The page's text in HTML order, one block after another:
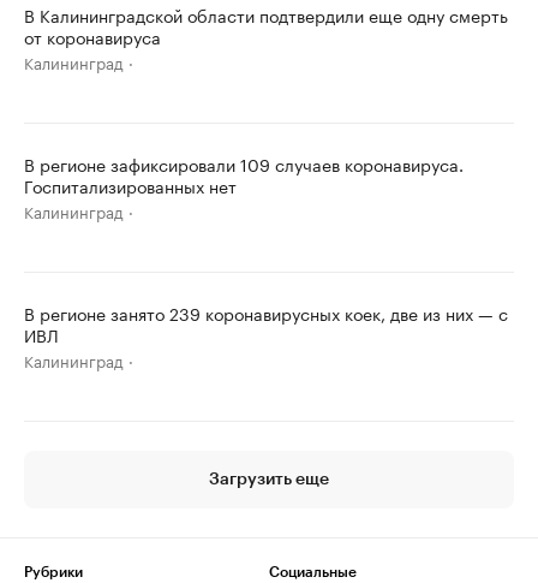
В Калининградской области подтвердили еще одну смерть
от коронавируса
Калининград
В регионе зафиксировали 109 случаев коронавируса.
Госпитализированных нет
Калининград
В регионе занято 239 коронавирусных коек, две из них — с
ИВЛ
Калининград
Загрузить еще
Рубрики
Социальные